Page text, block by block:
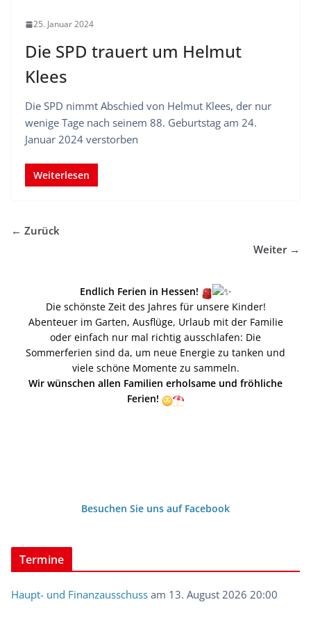
25. Januar 2024
Die SPD trauert um Helmut
Klees
Die SPD nimmt Abschied von Helmut Klees, der nur
wenige Tage nach seinem 88. Geburtstag am 24.
Januar 2024 verstorben
Weiterlesen
← Zurück
Weiter →
Endlich Ferien in Hessen!
Die schönste Zeit des Jahres für unsere Kinder!
Abenteuer im Garten, Ausflüge, Urlaub mit der Familie
oder einfach nur mal richtig ausschlafen: Die
Sommerferien sind da, um neue Energie zu tanken und
viele schöne Momente zu sammeln.
Wir wünschen allen Familien erholsame und fröhliche
Ferien!
Besuchen Sie uns auf Facebook
Termine
Haupt- und Finanzausschuss am 13. August 2026 20:00